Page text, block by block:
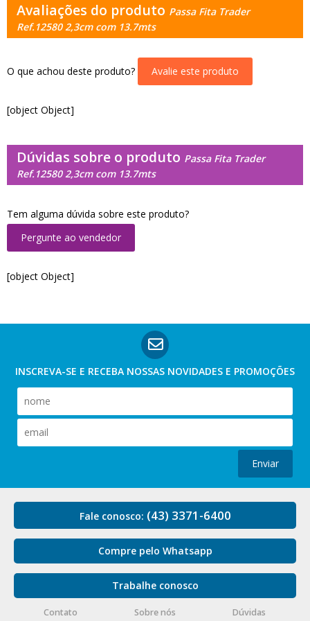
Avaliações do produto Passa Fita Trader
Ref.12580 2,3cm com 13.7mts
O que achou deste produto? Avalie este produto
[object Object]
Dúvidas sobre o produto Passa Fita Trader
Ref.12580 2,3cm com 13.7mts
Tem alguma dúvida sobre este produto?
Pergunte ao vendedor
[object Object]
INSCREVA-SE E RECEBA NOSSAS NOVIDADES E PROMOÇÕES
Enviar
Fale conosco: (43) 3371-6400
Compre pelo Whatsapp
Trabalhe conosco
Contato Sobre nós Dúvidas